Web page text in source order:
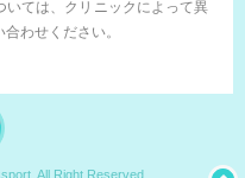
いては、クリニックによって異
わせください。
All Right Reserved.